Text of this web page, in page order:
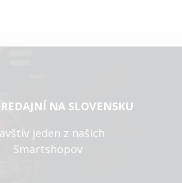
NA SLOVENSKU
jeden z našich
Smartshopov